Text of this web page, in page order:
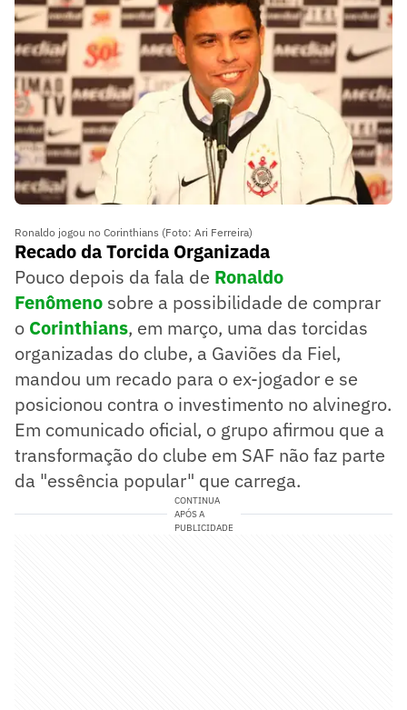
Ronaldo jogou no Corinthians (Foto: Ari Ferreira)
Recado da Torcida Organizada
Pouco depois da fala de Ronaldo
Fenômeno sobre a possibilidade de comprar
o Corinthians, em março, uma das torcidas
organizadas do clube, a Gaviões da Fiel,
mandou um recado para o ex-jogador e se
posicionou contra o investimento no alvinegro.
Em comunicado oficial, o grupo afirmou que a
transformação do clube em SAF não faz parte
da "essência popular" que carrega.
CONTINUA
APÓS A
PUBLICIDADE